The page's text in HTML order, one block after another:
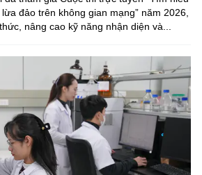
đảo trên không gian mạng” năm 2026,
nâng cao kỹ năng nhận diện và...